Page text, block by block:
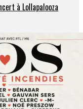
à Lollapalooza